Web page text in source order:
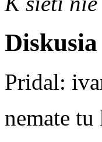
Pridal:
nemate